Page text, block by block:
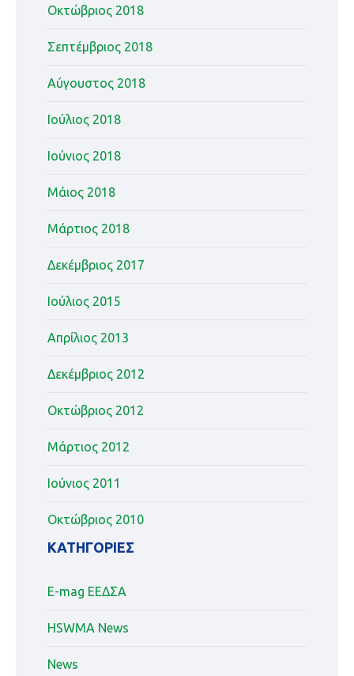
Οκτώβριος 2018
Σεπτέμβριος 2018
Αύγουστος 2018
Ιούλιος 2018
Ιούνιος 2018
Μάιος 2018
Μάρτιος 2018
Δεκέμβριος 2017
Ιούλιος 2015
Απρίλιος 2013
Δεκέμβριος 2012
Οκτώβριος 2012
Μάρτιος 2012
Ιούνιος 2011
Οκτώβριος 2010
KΑΤΗΓΟΡΊΕΣ
E-mag ΕΕΔΣΑ
HSWMA News
News